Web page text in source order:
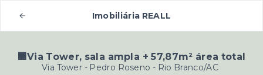
Imobiliária REALL
🏢Via Tower, sala ampla + 57,87m² área total
Via Tower - Pedro Roseno - Rio Branco/AC